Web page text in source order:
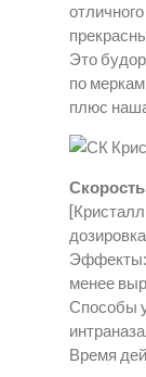
Это
по
плюс
Эффекты:
менее
Способы
Время